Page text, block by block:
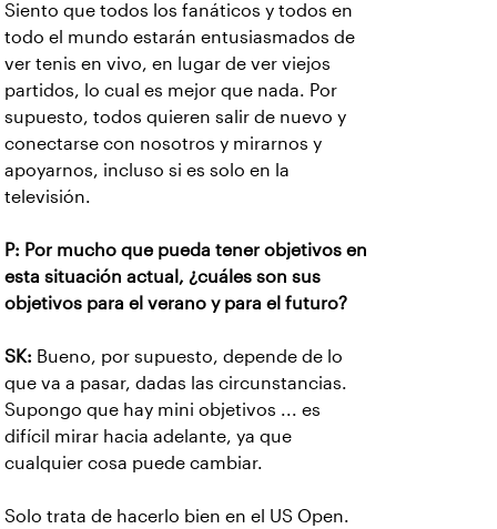
Siento que todos los fanáticos y todos en
todo el mundo estarán entusiasmados de
ver tenis en vivo, en lugar de ver viejos
partidos, lo cual es mejor que nada. Por
supuesto, todos quieren salir de nuevo y
conectarse con nosotros y mirarnos y
apoyarnos, incluso si es solo en la
televisión.
P: Por mucho que pueda tener objetivos en
esta situación actual, ¿cuáles son sus
objetivos para el verano y para el futuro?
SK: Bueno, por supuesto, depende de lo
que va a pasar, dadas las circunstancias.
Supongo que hay mini objetivos ... es
difícil mirar hacia adelante, ya que
cualquier cosa puede cambiar.
Solo trata de hacerlo bien en el US Open.